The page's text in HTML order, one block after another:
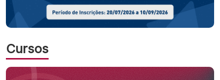
Cursos